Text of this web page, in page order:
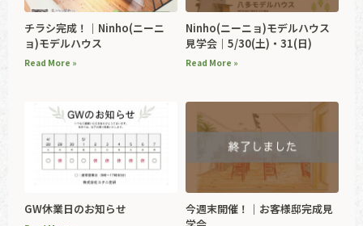
チラシ完成！｜Ninho(ニーニ
ョ)モデルハウス
Read More »
Ninho(ニーニョ)モデルハウス
見学会｜5/30(土)・31(日)
Read More »
GW休業日のお知らせ
今週末開催！｜お客様邸完成見